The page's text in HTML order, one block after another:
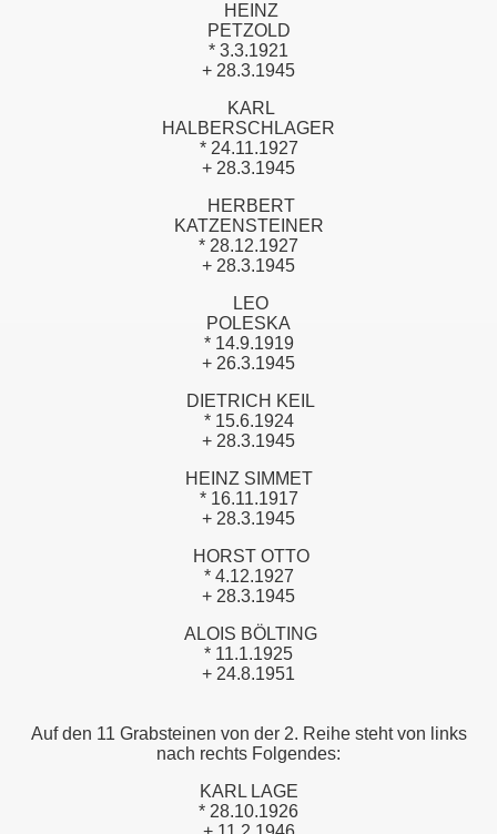
HEINZ
PETZOLD
* 3.3.1921
+ 28.3.1945
KARL
HALBERSCHLAGER
* 24.11.1927
+ 28.3.1945
HERBERT
KATZENSTEINER
* 28.12.1927
+ 28.3.1945
LEO
POLESKA
* 14.9.1919
+ 26.3.1945
DIETRICH KEIL
* 15.6.1924
+ 28.3.1945
HEINZ SIMMET
* 16.11.1917
+ 28.3.1945
HORST OTTO
* 4.12.1927
+ 28.3.1945
ALOIS BÖLTING
* 11.1.1925
+ 24.8.1951
Auf den 11 Grabsteinen von der 2. Reihe steht von links
nach rechts Folgendes:
KARL LAGE
* 28.10.1926